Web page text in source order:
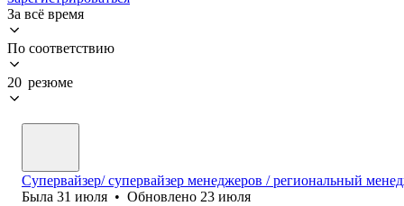
За всё время
По соответствию
20 резюме
Супервайзер/ супервайзер менеджеров / региональный
Была 31 июля • Обновлено 23 июля